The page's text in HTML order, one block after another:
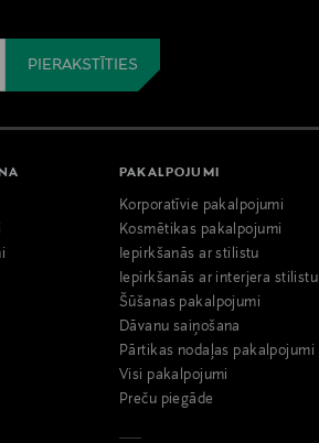
PAKALPOJUMI
Korporatīvie pakalpojumi
Kosmētikas pakalpojumi
Iepirkšanās ar stilistu
Iepirkšanās ar interjera stilistu
Šūšanas pakalpojumi
Dāvanu saiņošana
Pārtikas nodaļas pakalpojumi
Visi pakalpojumi
Preču piegāde